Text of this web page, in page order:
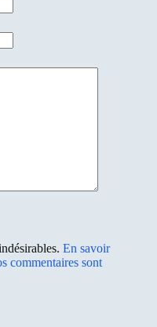
En savoir
commentaires sont